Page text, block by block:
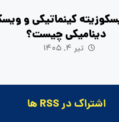
کینماتیکی و
دینامیکی چیست؟
تیر ۴, ۱۴۰۵
اشتراک در RSS ها